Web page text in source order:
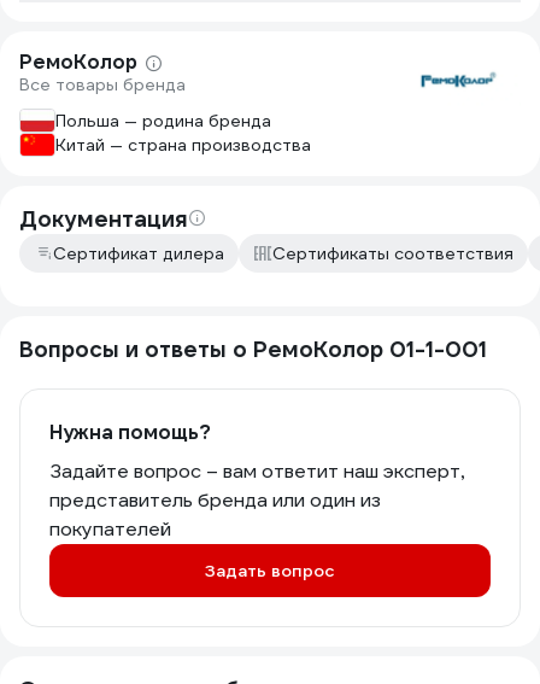
РемоКолор
Все товары бренда
Польша — родина бренда
Китай — страна производства
Документация
Сертификат дилера Сертификаты соответствия
Вопросы и ответы о РемоКолор 01-1-001
Нужна помощь?
Задайте вопрос – вам ответит наш эксперт,
представитель бренда или один из
покупателей
Задать вопрос